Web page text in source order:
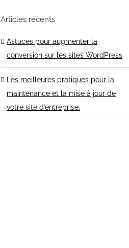
Articles récents
Astuces pour augmenter la
conversion sur les sites WordPress
Les meilleures pratiques pour la
maintenance et la mise à jour de
votre site d’entreprise.